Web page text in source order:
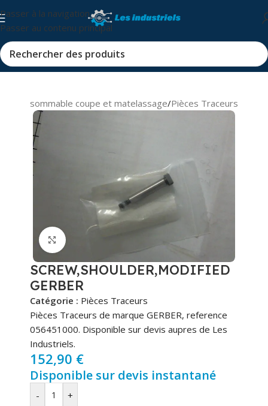
Passer à la navigation
Passer au contenu principal
et consommable coupe et matelassage/Pièces Traceurs
Cliquez pour agrandir
SCREW,SHOULDER,MODIFIED
GERBER
Catégorie : Pièces Traceurs
Pièces Traceurs de marque GERBER, reference
056451000. Disponible sur devis aupres de Les
Industriels.
152,90 €
Disponible sur devis instantané
- +